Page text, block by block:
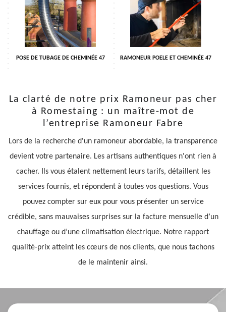
POSE DE TUBAGE DE CHEMINÉE 47 RAMONEUR POELE ET CHEMINÉE 47
La clarté de notre prix Ramoneur pas cher
à Romestaing : un maître-mot de
l’entreprise Ramoneur Fabre
Lors de la recherche d'un ramoneur abordable, la transparence
devient votre partenaire. Les artisans authentiques n'ont rien à
cacher. Ils vous étalent nettement leurs tarifs, détaillent les
services fournis, et répondent à toutes vos questions. Vous
pouvez compter sur eux pour vous présenter un service
crédible, sans mauvaises surprises sur la facture mensuelle d’un
chauffage ou d’une climatisation électrique. Notre rapport
qualité-prix atteint les cœurs de nos clients, que nous tachons
de le maintenir ainsi.